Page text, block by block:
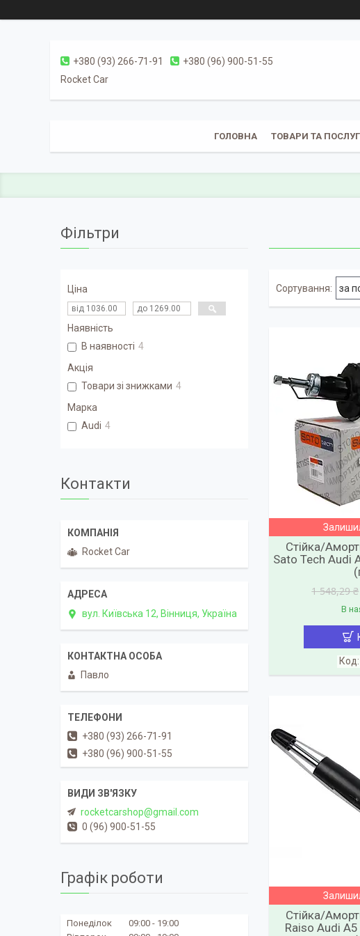
+380 (93) 266-71-91
+380 (96) 900-51-55
Rocket Car
ГОЛОВНА ТОВАРИ ТА
Стійка/
Sato Tech Audi
1 548,29 ₴
В
Стійка/
Raiso Audi
Фільтри
Ціна
Наявність
В наявності 4
Акція
Товари зі знижками 4
Марка
Audi 4
Контакти
Rocket Car
вул. Київська 12, Вінниця, Україна
Павло
+380 (93) 266-71-91
+380 (96) 900-51-55
rocketcarshop@gmail.com
0 (96) 900-51-55
Графік роботи
Понеділок 09:00
19:00